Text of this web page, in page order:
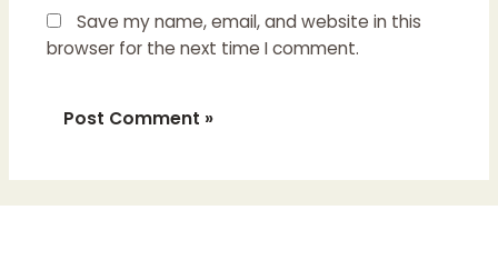
Save my name, email, and website in this
browser for the next time I comment.